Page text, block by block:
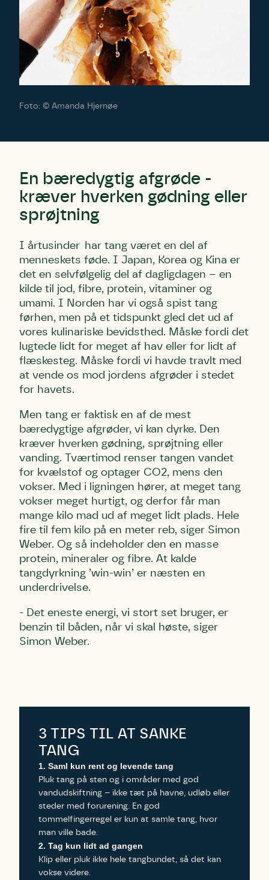
Foto: © Amanda Hjernøe
En bæredygtig afgrøde -
kræver hverken gødning eller
sprøjtning
I årtusinder har tang været en del af
menneskets føde. I Japan, Korea og Kina er
det en selvfølgelig del af dagligdagen – en
kilde til jod, fibre, protein, vitaminer og
umami. I Norden har vi også spist tang
førhen, men på et tidspunkt gled det ud af
vores kulinariske bevidsthed. Måske fordi det
lugtede lidt for meget af hav eller for lidt af
flæskesteg. Måske fordi vi havde travlt med
at vende os mod jordens afgrøder i stedet
for havets.
Men tang er faktisk en af de mest
bæredygtige afgrøder, vi kan dyrke. Den
kræver hverken gødning, sprøjtning eller
vanding. Tværtimod renser tangen vandet
for kvælstof og optager CO2, mens den
vokser. Med i ligningen hører, at meget tang
vokser meget hurtigt, og derfor får man
mange kilo mad ud af meget lidt plads. Hele
fire til fem kilo på en meter reb, siger Simon
Weber. Og så indeholder den en masse
protein, mineraler og fibre. At kalde
tangdyrkning ’win-win’ er næsten en
underdrivelse.
- Det eneste energi, vi stort set bruger, er
benzin til båden, når vi skal høste, siger
Simon Weber.
3 TIPS TIL AT SANKE
TANG
1. Saml kun rent og levende tang
Pluk tang på sten og i områder med god
vandudskiftning – ikke tæt på havne, udløb eller
steder med forurening. En god
tommelfingerregel er kun at samle tang, hvor
man ville bade.
2. Tag kun lidt ad gangen
Klip eller pluk ikke hele tangbundet, så det kan
vokse videre.